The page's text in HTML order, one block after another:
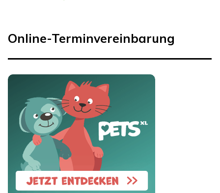
Online-Terminvereinbarung